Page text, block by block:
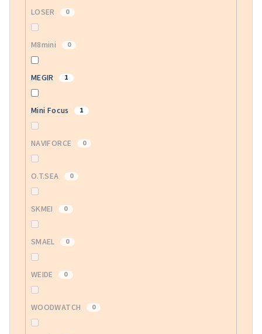
LOSER 0
M8mini 0
MEGIR 1
Mini Focus 1
NAVIFORCE 0
O.T.SEA 0
SKMEI 0
SMAEL 0
WEIDE 0
WOODWATCH 0